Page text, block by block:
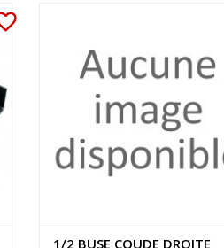
1/2 BUSE COUDE DROITE